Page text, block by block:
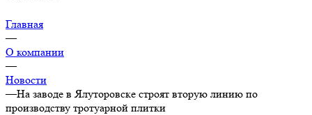
Главная
—
О компании
—
Новости
—На заводе в Ялуторовске строят вторую линию по
производству тротуарной плитки